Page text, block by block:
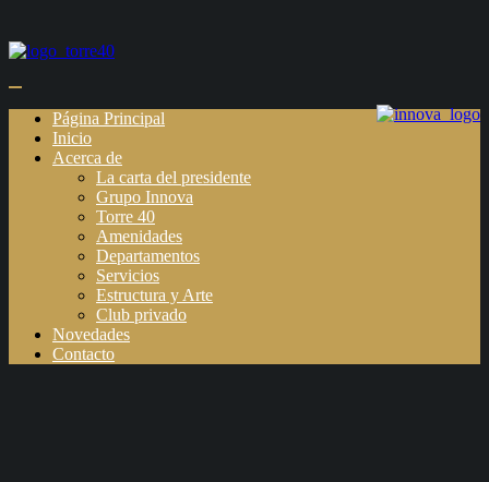
Página Principal
Inicio
Acerca de
La carta del presidente
Grupo Innova
Torre 40
Amenidades
Departamentos
Servicios
Estructura y Arte
Club privado
Novedades
Contacto